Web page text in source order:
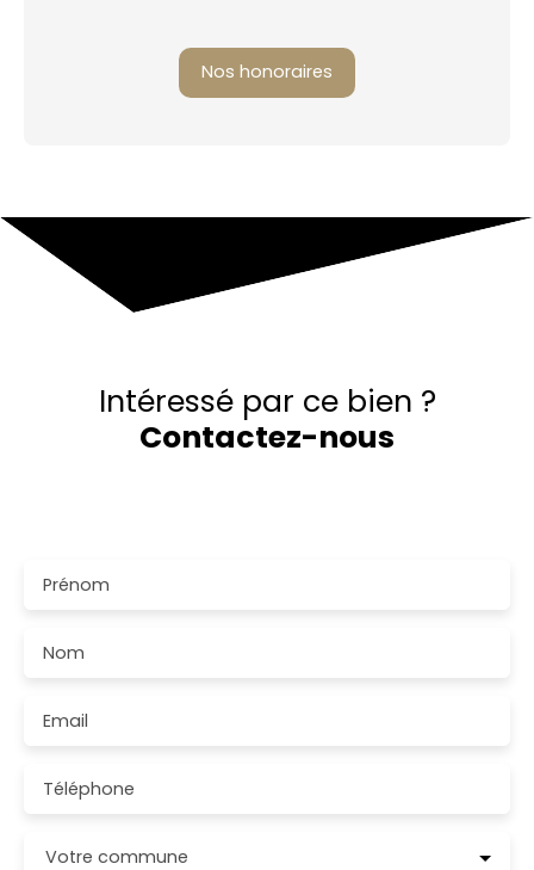
Nos honoraires
Intéressé par ce bien ?
Contactez-nous
Prénom
Nom
Email
Téléphone
Votre commune